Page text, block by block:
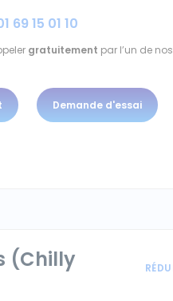
69 15 01 10
gratuitement par l’un de nos
Demande d'essai
(Chilly